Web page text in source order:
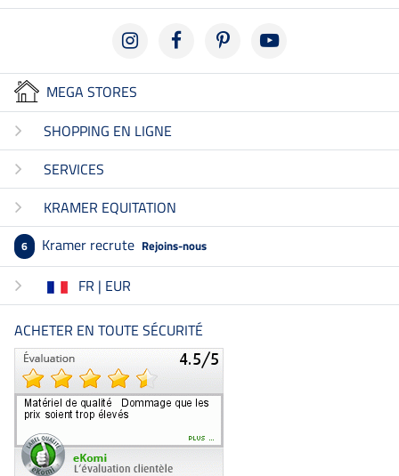
MEGA STORES
SHOPPING EN LIGNE
SERVICES
KRAMER EQUITATION
6 Kramer recrute Rejoins-nous
FR | EUR
ACHETER EN TOUTE SÉCURITÉ